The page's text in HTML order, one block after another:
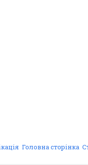
Головна сторінка